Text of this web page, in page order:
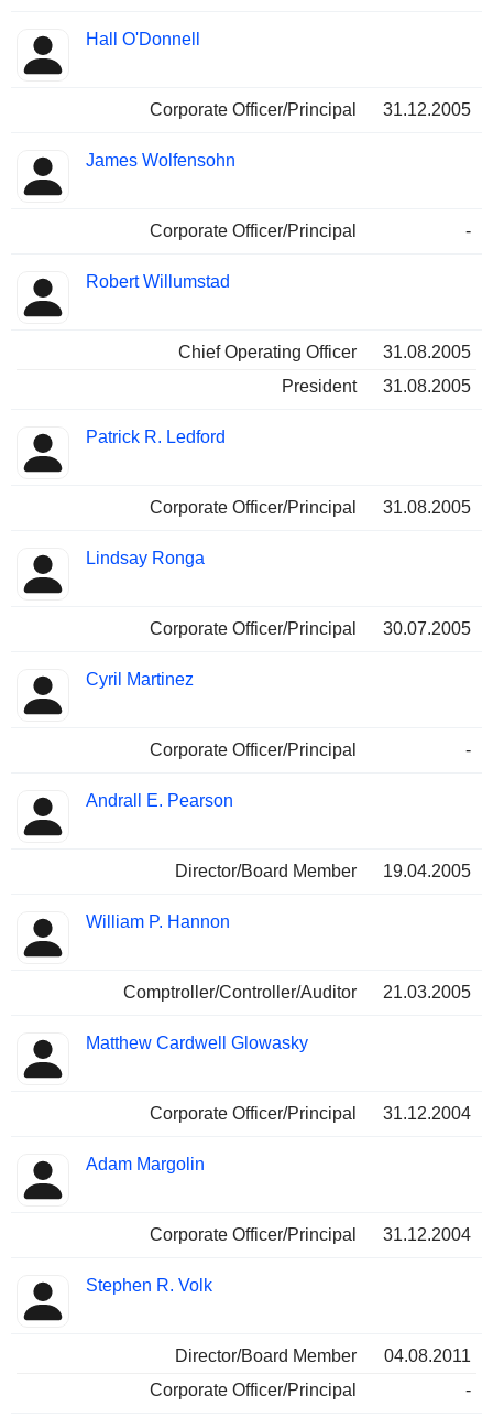
Hall O'Donnell
Corporate Officer/Principal 31.12.2005
James Wolfensohn
Corporate Officer/Principal -
Robert Willumstad
Chief Operating Officer
31.08.2005
President
31.08.2005
Patrick R. Ledford
Corporate Officer/Principal 31.08.2005
Lindsay Ronga
Corporate Officer/Principal 30.07.2005
Cyril Martinez
Corporate Officer/Principal -
Andrall E. Pearson
Director/Board Member 19.04.2005
William P. Hannon
Comptroller/Controller/Auditor 21.03.2005
Matthew Cardwell Glowasky
Corporate Officer/Principal 31.12.2004
Adam Margolin
Corporate Officer/Principal 31.12.2004
Stephen R. Volk
Director/Board Member
04.08.2011
Corporate Officer/Principal
-